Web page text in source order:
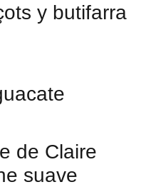
y butifarra
de Claire
suave